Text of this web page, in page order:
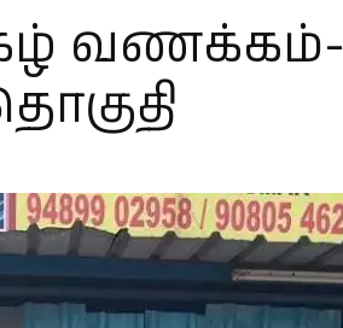
வணக்கம்-